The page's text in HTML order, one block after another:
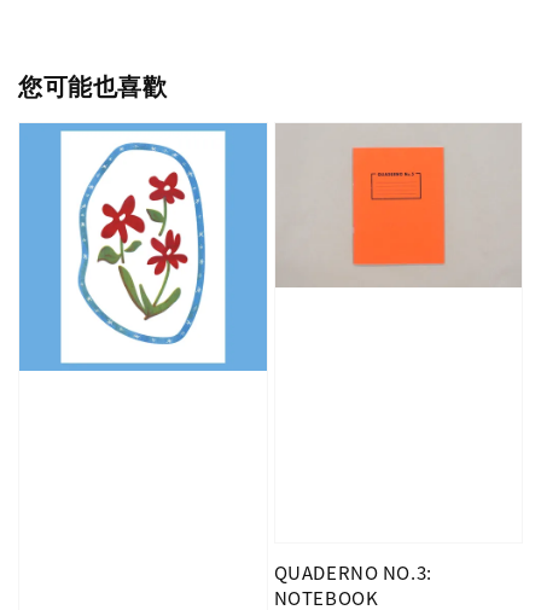
您可能也喜歡
QUADERNO NO.3:
NOTEBOOK